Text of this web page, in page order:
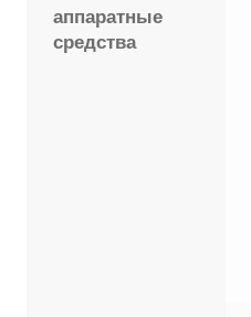
аппаратные
средства